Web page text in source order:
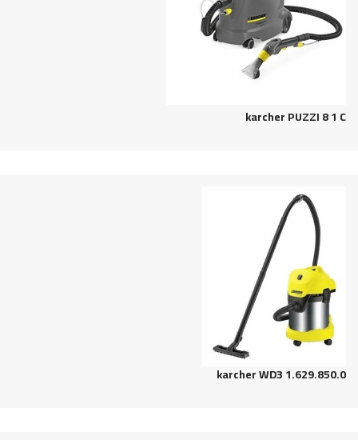
karcher PUZZI 8 1 C
karcher WD3 1.629.850.0